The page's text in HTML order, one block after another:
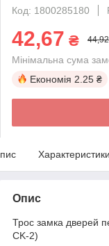
Код: 1800285180
42,67 ₴
Мінімальна сума
Економія 2.25 ₴
Характеристики
Опис
Трос замка дверей
CK-2)